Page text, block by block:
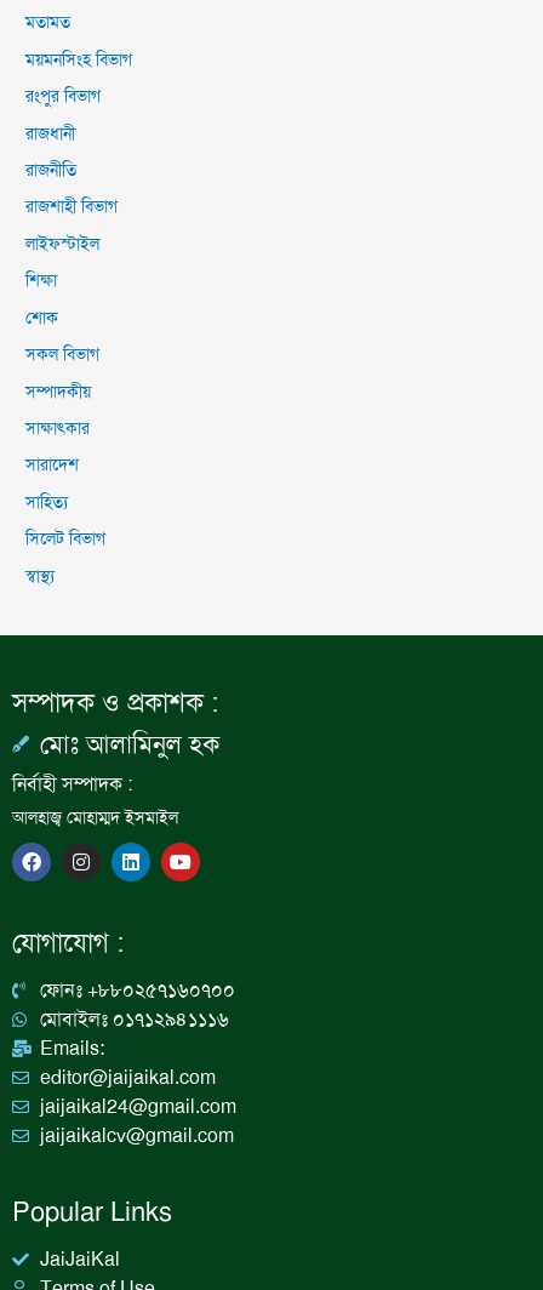
মতামত
ময়মনসিংহ বিভাগ
রংপুর বিভাগ
রাজধানী
রাজনীতি
রাজশাহী বিভাগ
লাইফস্টাইল
শিক্ষা
শোক
সকল বিভাগ
সম্পাদকীয়
সাক্ষাৎকার
সারাদেশ
সাহিত্য
সিলেট বিভাগ
স্বাস্থ্য
সম্পাদক ও প্রকাশক :
মোঃ আলামিনুল হক
নির্বাহী সম্পাদক :
আলহাজ্ব মোহাম্মদ ইসমাইল
F
a
c
b
o
I
n
s
a
g
a
m
L
i
n
n
Y
o
u
যোগাযোগ :
ফোনঃ +৮৮০২৫৭১৬০৭০০
মোবাইলঃ ০১৭১২৯৪১১১৬
Emails:
editor@jaijaikal.com
jaijaikal24@gmail.com
jaijaikalcv@gmail.com
Popular Links
JaiJaiKal